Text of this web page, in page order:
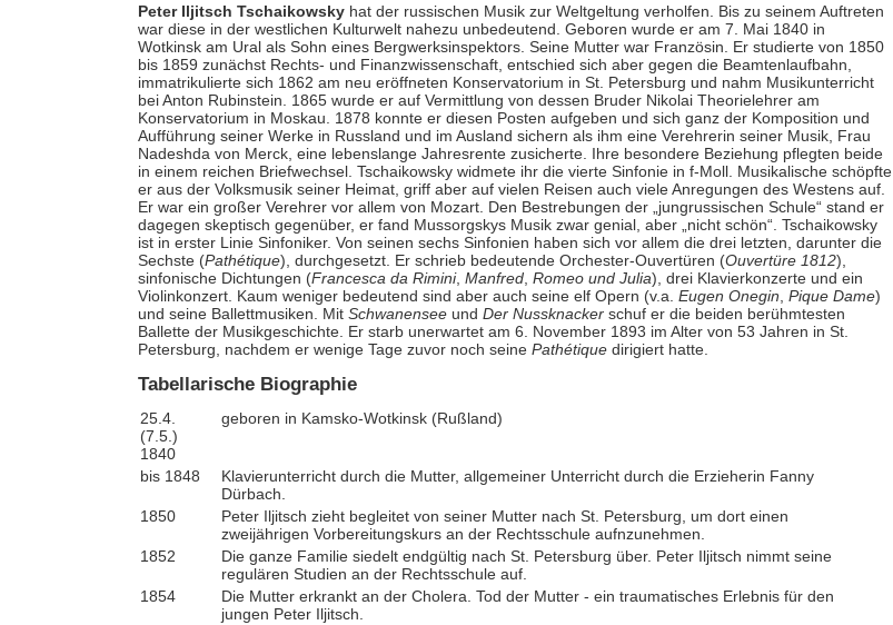
Peter Iljitsch Tschaikowskyhat der russischen Musik zur Weltgeltung verholfen. Bis zu seinem Auftreten
war diese in der westlichen Kulturwelt nahezu unbedeutend. Geboren wurde er am 7. Mai 1840 in
Wotkinsk am Ural als Sohn eines Bergwerksinspektors. Seine Mutter war Französin. Er studierte von 1850
bis 1859 zunächst Rechts- und Finanzwissenschaft, entschied sich aber gegen die Beamtenlaufbahn,
immatrikulierte sich 1862 am neu eröffneten Konservatorium in St. Petersburg und nahm Musikunterricht
bei Anton Rubinstein. 1865 wurde er auf Vermittlung von dessen Bruder Nikolai Theorielehrer am
Konservatorium in Moskau. 1878 konnte er diesen Posten aufgeben und sich ganz der Komposition und
Aufführung seiner Werke in Russland und im Ausland sichern als ihm eine Verehrerin seiner Musik, Frau
Nadeshda von Merck, eine lebenslange Jahresrente zusicherte. Ihre besondere Beziehung pflegten beide
in einem reichen Briefwechsel. Tschaikowsky widmete ihr die vierte Sinfonie in f-Moll. Musikalische schöpfte
er aus der Volksmusik seiner Heimat, griff aber auf vielen Reisen auch viele Anregungen des Westens auf.
Er war ein großer Verehrer vor allem von Mozart. Den Bestrebungen der „jungrussischen Schule“ stand er
dagegen skeptisch gegenüber, er fand Mussorgskys Musik zwar genial, aber „nicht schön“. Tschaikowsky
ist in erster Linie Sinfoniker. Von seinen sechs Sinfonien haben sich vor allem die drei letzten, darunter die
Sechste (Pathétique), durchgesetzt. Er schrieb bedeutende Orchester-Ouvertüren (Ouvertüre 1812),
sinfonische Dichtungen (Francesca da Rimini, Manfred, Romeo und Julia), drei Klavierkonzerte und ein
Violinkonzert. Kaum weniger bedeutend sind aber auch seine elf Opern (v.a. Eugen Onegin Pique Dame)
und seine Ballettmusiken. Mit Schwanenseeund Der Nussknacker schuf er die beiden berühmtesten
Ballette der Musikgeschichte. Er starb unerwartet am 6. November 1893 im Alter von 53 Jahren in St.
Petersburg, nachdem er wenige Tage zuvor noch seine Pathétiquedirigiert hatte.
Tabellarische Biographie
25.4.
(7.5.)
1840
geboren in Kamsko-Wotkinsk (Rußland)
bis 1848
Klavierunterricht durch die Mutter, allgemeiner Unterricht durch die Erzieherin Fanny
Dürbach.
1850
Peter Iljitsch zieht begleitet von seiner Mutter nach St. Petersburg, um dort einen
zweijährigen Vorbereitungskurs an der Rechtsschule aufnzunehmen.
1852
Die ganze Familie siedelt endgültig nach St. Petersburg über. Peter Iljitsch nimmt seine
regulären Studien an der Rechtsschule auf.
1854
Die Mutter erkrankt an der Cholera. Tod der Mutter - ein traumatisches Erlebnis für den
jungen Peter Iljitsch.